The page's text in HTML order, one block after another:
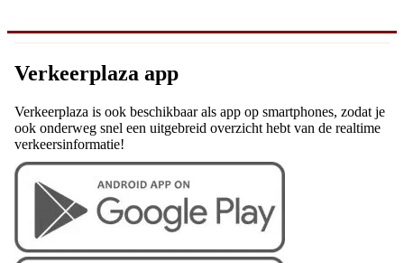
Verkeerplaza app
Verkeerplaza is ook beschikbaar als app op smartphones, zodat je
ook onderweg snel een uitgebreid overzicht hebt van de realtime
verkeersinformatie!